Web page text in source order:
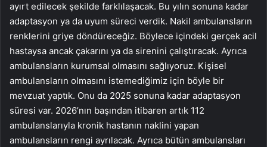
ayırt edilecek şekilde farklılaşacak. Bu yılın sonuna kadar
adaptasyon ya da uyum süreci verdik. Nakil ambulansların
renklerini griye döndüreceğiz. Böylece içindeki gerçek acil
hastaysa ancak çakarını ya da sirenini çalıştıracak. Ayrıca
ambulansların kurumsal olmasını sağlıyoruz. Kişisel
ambulansların olmasını istemediğimiz için böyle bir
mevzuat yaptık. Onu da 2025 sonuna kadar adaptasyon
süresi var. 2026’nın başından itibaren artık 112
ambulanslarıyla kronik hastanın naklini yapan
ambulansların rengi ayrılacak. Ayrıca bütün ambulansları